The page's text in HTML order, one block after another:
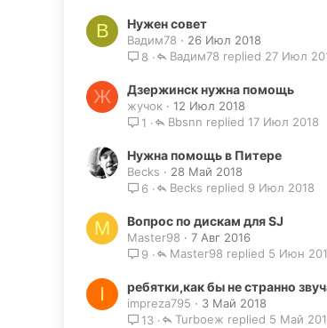
В Нужен совет
Вадим78
26 Июл 2018
8
27 Июл
Вадим78
Ж Дзержинск нужна помощь
жучок
12 Июл 2018
1
17 Июл 2018
Bbsnn
Нужна помощь в Питере
Becks
28 Май 2018
6
9 Июл 2018
Becks
M Вопрос по дискам для SJ
Master98
7 Авг 2016
9
5 Июн
Master98
I ребятки,как бы не странно
impreza795
3 Май 2018
13
5 Май
Turboеж